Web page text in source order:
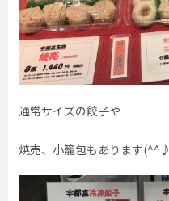
通常サイズの餃子や
焼売、小籠包もあります(^^♪